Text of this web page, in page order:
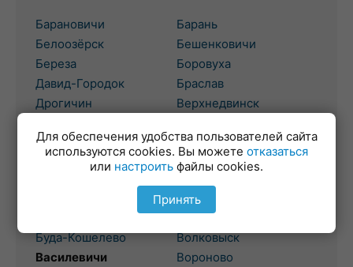
Барановичи
Белоозёрск
Береза
Давид-Городок
Дрогичин
Барань
Бешенковичи
Боровуха
Браслав
Верхнедвинск
Буда-Кошелево
Василевичи
Гродно
Бол. Берестовица
Боровики
Волковыск
Вороново
Для обеспечения удобства пользователей сайта
используются cookies. Вы можете отказаться
или настроить файлы cookies.
Принять